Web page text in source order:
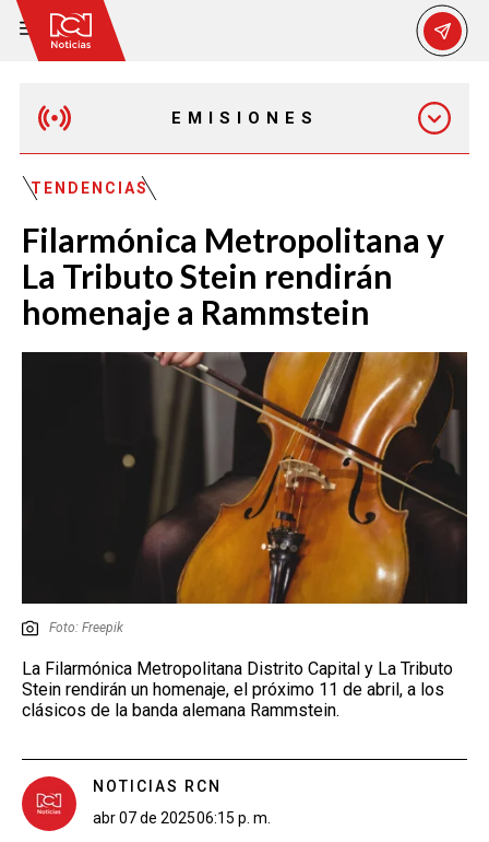
EMISIONES
EMISIÓN 7:00 PM
TENDENCIAS
Filarmónica Metropolitana y
La Tributo Stein rendirán
homenaje a Rammstein
Foto: Freepik
La Filarmónica Metropolitana Distrito Capital y La Tributo
Stein rendirán un homenaje, el próximo 11 de abril, a los
clásicos de la banda alemana Rammstein.
NOTICIAS RCN
abr 07 de 202506:15 p. m.